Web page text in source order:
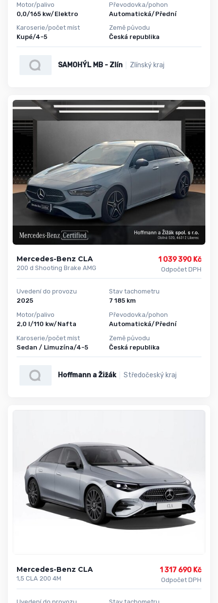
Motor/palivo
0,0/165 kw/Elektro
Karoserie/počet míst
Kupé/4-5
Převodovka/pohon
Automatická/Přední
Země původu
Česká republika
SAMOHÝL MB - Zlín Zlínský kraj
Mercedes-Benz CLA
200 d Shooting Brake AMG
1 039 390 Kč
Odpočet DPH
Uvedení do provozu
2025
Motor/palivo
2,0 l/110 kw/Nafta
Karoserie/počet míst
Sedan / Limuzína/4-5
Stav tachometru
7 185 km
Převodovka/pohon
Automatická/Přední
Země původu
Česká republika
Hoffmann a Žižák Středočeský kraj
Mercedes-Benz CLA
1,5 CLA 200 4M
1 317 690 Kč
Odpočet DPH